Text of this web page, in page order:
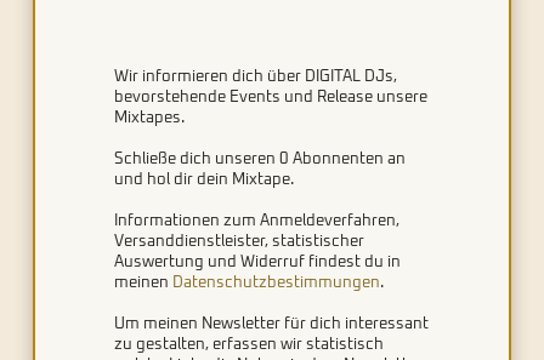
Wir informieren dich über DIGITAL DJs,
bevorstehende Events und Release unsere
Mixtapes.
Schließe dich unseren 0 Abonnenten an
und hol dir dein Mixtape.
Informationen zum Anmeldeverfahren,
Versanddienstleister, statistischer
Auswertung und Widerruf findest du in
meinen Datenschutzbestimmungen.
Um meinen Newsletter für dich interessant
zu gestalten, erfassen wir statistisch